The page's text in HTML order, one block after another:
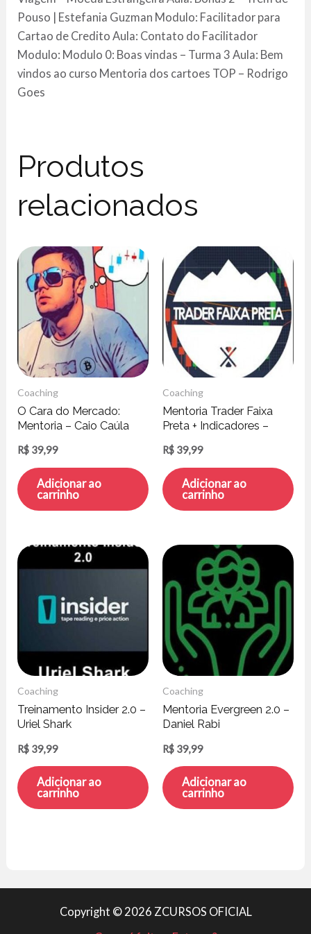
Pouso | Estefania Guzman Modulo: Facilitador para
Cartao de Credito Aula: Contato do Facilitador
Modulo: Modulo 0: Boas vindas – Turma 3 Aula: Bem
vindos ao curso Mentoria dos cartoes TOP – Rodrigo
Goes
Produtos
relacionados
Coaching
O Cara do Mercado:
Mentoria – Caio Caúla
R$ 39,99
Adicionar ao
carrinho
Coaching
Mentoria Trader Faixa
Preta + Indicadores –
R$ 39,99
Adicionar ao
carrinho
Coaching
Treinamento Insider 2.0 –
Uriel Shark
R$ 39,99
Adicionar ao
carrinho
Coaching
Mentoria Evergreen 2.0 –
Daniel Rabi
R$ 39,99
Adicionar ao
carrinho
Copyright © 2026 ZCURSOS OFICIAL